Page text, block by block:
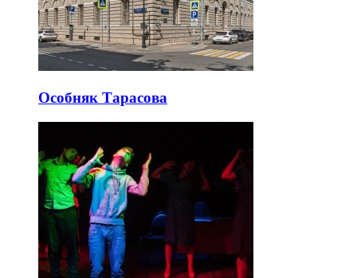
Особняк Тарасова